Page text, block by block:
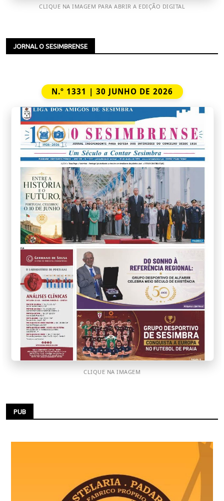
CLIQUE NA IMAGEM PARA ABRIR A EDIÇÃO DIGITAL
JORNAL O SESIMBRENSE
N.º 1331 | 30 JUNHO DE 2026
CLIQUE NA IMAGEM
PUB